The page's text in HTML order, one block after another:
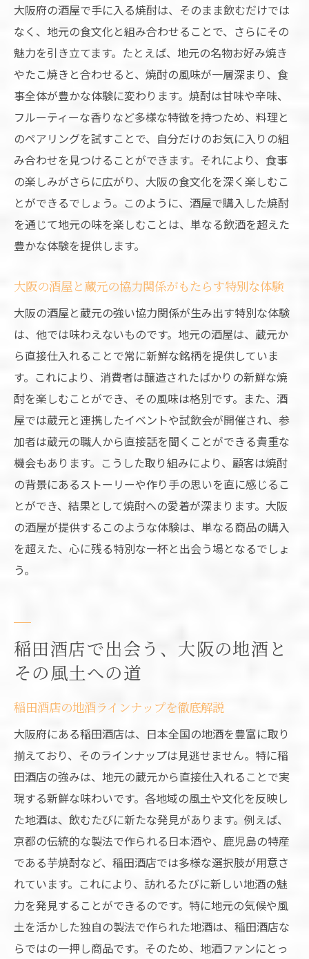
大阪府の酒屋で手に入る焼酎は、そのまま飲むだけでは
なく、地元の食文化と組み合わせることで、さらにその
魅力を引き立てます。たとえば、地元の名物お好み焼き
やたこ焼きと合わせると、焼酎の風味が一層深まり、食
事全体が豊かな体験に変わります。焼酎は甘味や辛味、
フルーティーな香りなど多様な特徴を持つため、料理と
のペアリングを試すことで、自分だけのお気に入りの組
み合わせを見つけることができます。それにより、食事
の楽しみがさらに広がり、大阪の食文化を深く楽しむこ
とができるでしょう。このように、酒屋で購入した焼酎
を通じて地元の味を楽しむことは、単なる飲酒を超えた
豊かな体験を提供します。
大阪の酒屋と蔵元の協力関係がもたらす特別な体験
大阪の酒屋と蔵元の強い協力関係が生み出す特別な体験
は、他では味わえないものです。地元の酒屋は、蔵元か
ら直接仕入れることで常に新鮮な銘柄を提供していま
す。これにより、消費者は醸造されたばかりの新鮮な焼
酎を楽しむことができ、その風味は格別です。また、酒
屋では蔵元と連携したイベントや試飲会が開催され、参
加者は蔵元の職人から直接話を聞くことができる貴重な
機会もあります。こうした取り組みにより、顧客は焼酎
の背景にあるストーリーや作り手の思いを直に感じるこ
とができ、結果として焼酎への愛着が深まります。大阪
の酒屋が提供するこのような体験は、単なる商品の購入
を超えた、心に残る特別な一杯と出会う場となるでしょ
う。
稲田酒店で出会う、大阪の地酒と
その風土への道
稲田酒店の地酒ラインナップを徹底解説
大阪府にある稲田酒店は、日本全国の地酒を豊富に取り
揃えており、そのラインナップは見逃せません。特に稲
田酒店の強みは、地元の蔵元から直接仕入れることで実
現する新鮮な味わいです。各地域の風土や文化を反映し
た地酒は、飲むたびに新たな発見があります。例えば、
京都の伝統的な製法で作られる日本酒や、鹿児島の特産
である芋焼酎など、稲田酒店では多様な選択肢が用意さ
れています。これにより、訪れるたびに新しい地酒の魅
力を発見することができるのです。特に地元の気候や風
土を活かした独自の製法で作られた地酒は、稲田酒店な
らではの一押し商品です。そのため、地酒ファンにとっ